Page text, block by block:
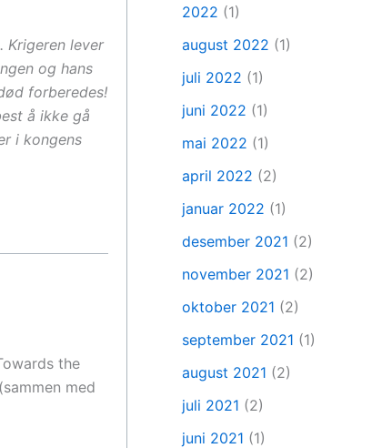
Krigeren lever
og hans
forberedes!
å ikke gå
i kongens
the
med
2022 (1)
august 2022 (1)
juli 2022 (1)
juni 2022 (1)
mai 2022 (1)
april 2022 (2)
januar 2022 (1)
desember 2021 (2)
november 2021 (2)
oktober 2021 (2)
september 2021 (1)
august 2021 (2)
juli 2021 (2)
juni 2021 (1)